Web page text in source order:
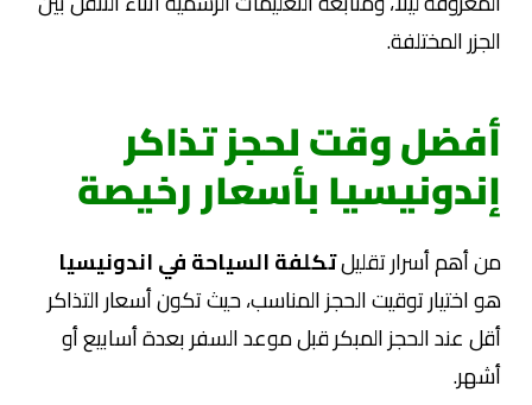
الجزر المختلفة.
أفضل وقت لحجز تذاكر
إندونيسيا بأسعار رخيصة
من أهم أسرار تقليلتكلفة السياحة في اندونيسيا
هو اختيار توقيت الحجز المناسب، حيث تكون أسعار التذاكر
أقل عند الحجز المبكر قبل موعد السفر بعدة أسابيع أو
أشهر.